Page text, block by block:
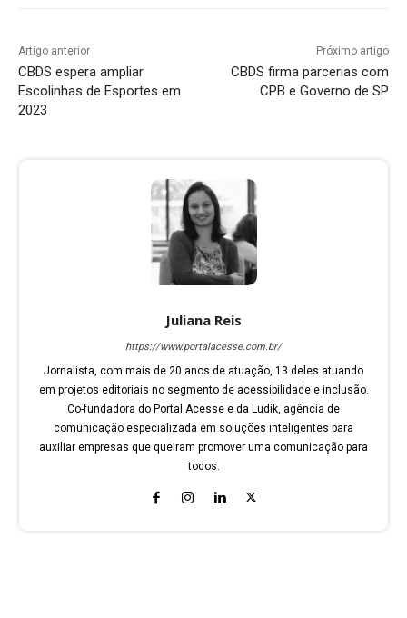
Artigo anterior
CBDS espera ampliar
Escolinhas de Esportes em
2023
Próximo artigo
CBDS firma parcerias com
CPB e Governo de SP
Juliana Reis
https://www.portalacesse.com.br/
Jornalista, com mais de 20 anos de atuação, 13 deles atuando
em projetos editoriais no segmento de acessibilidade e inclusão.
Co-fundadora do Portal Acesse e da Ludik, agência de
comunicação especializada em soluções inteligentes para
auxiliar empresas que queiram promover uma comunicação para
todos.